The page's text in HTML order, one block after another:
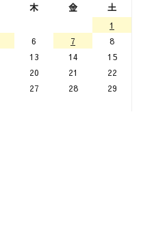
木 金
土
1
6 7
8
13 14
15
20 21
22
27 28
29